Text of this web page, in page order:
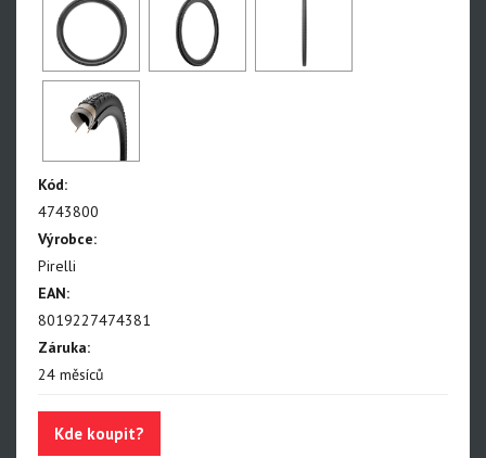
Kód:
4743800
Výrobce:
Pirelli
EAN:
8019227474381
Záruka:
24 měsíců
Kde koupit?